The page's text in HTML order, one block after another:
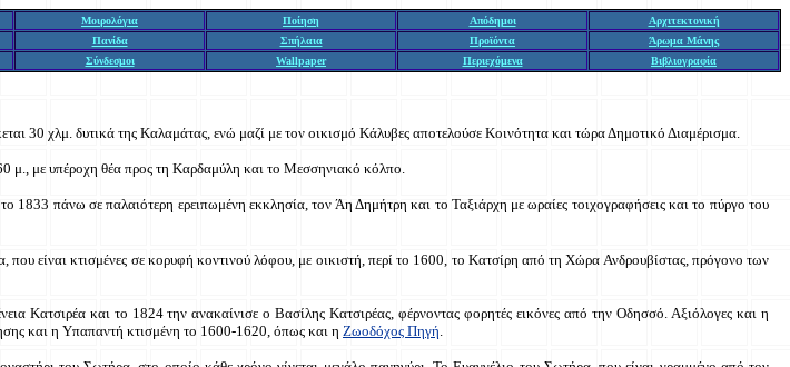
Μοιρολόγια Ποίηση Απόδημοι
Αρχιτεκτονική
Πανίδα Σπήλαια Προϊόντα
Άρωμα Μάνης
Σύνδεσμοι Wallpaper Περιεχόμενα Βιβλιογραφία
30 χλμ. δυτικά της Καλαμάτας, ενώ μαζί με τον οικισμό Κάλυβες αποτελούσε Κοινότητα και τώρα Δημοτικό Διαμέρισμα.
μ., με υπέροχη θέα προς τη Καρδαμύλη και το Μεσσηνιακό κόλπο.
1833 πάνω σε παλαιότερη ερειπωμένη εκκλησία, τον Άη Δημήτρη και το Ταξιάρχη με ωραίες τοιχογραφήσεις και το πύργο του
που είναι κτισμένες σε κορυφή κοντινού λόφου, με οικιστή, περί το 1600, το Κατσίρη από τη Χώρα Ανδρουβίστας, πρόγονο των
Κατσιρέα και το 1824 την ανακαίνισε ο Βασίλης Κατσιρέας, φέρνοντας φορητές εικόνες από την Οδησσό. Αξιόλογες και η
και η Υπαπαντή κτισμένη το 1600-1620, όπως και η Ζωοδόχος Πηγή.